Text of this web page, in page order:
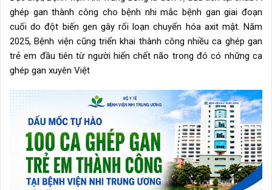
ghép gan thành công cho bệnh nhi mắc bệnh gan giai đoạn
cuối do đột biến gen gây rối loạn chuyển hóa axit mật. Năm
2025, Bệnh viện cũng triển khai thành công nhiều ca ghép gan
trẻ em đầu tiên từ người hiến chết não trong đó có những ca
ghép gan xuyên Việt